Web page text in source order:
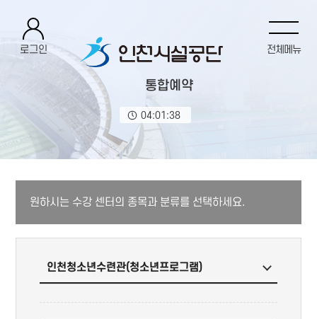
통합예약
04:01:38
전체메뉴
로그인
원하시는 수강 센터의 종목과 분류를 선택하세요.
인천청소년수련관(청소년프로그램)